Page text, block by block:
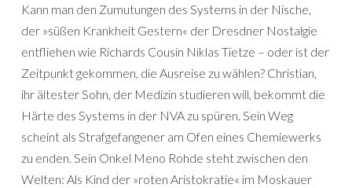
Kann man den Zumutungen des Systems in der Nische,
der »süßen Krankheit Gestern« der Dresdner Nostalgie
entfliehen wie Richards Cousin Niklas Tietze – oder ist der
Zeitpunkt gekommen, die Ausreise zu wählen? Christian,
ihr ältester Sohn, der Medizin studieren will, bekommt die
Härte des Systems in der NVA zu spüren. Sein Weg
scheint als Strafgefangener am Ofen eines Chemiewerks
zu enden. Sein Onkel Meno Rohde steht zwischen den
Welten: Als Kind der »roten Aristokratie« im Moskauer